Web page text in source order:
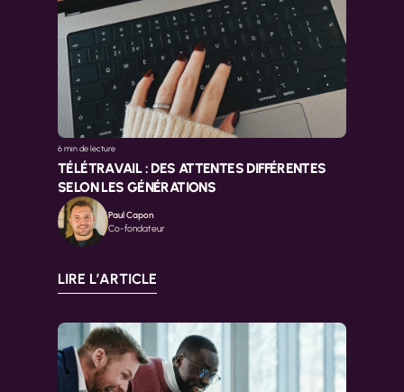
6 min de lecture
TÉLÉTRAVAIL : DES ATTENTES DIFFÉRENTES
SELON LES GÉNÉRATIONS
Paul Capon
Co-fondateur
LIRE L’ARTICLE